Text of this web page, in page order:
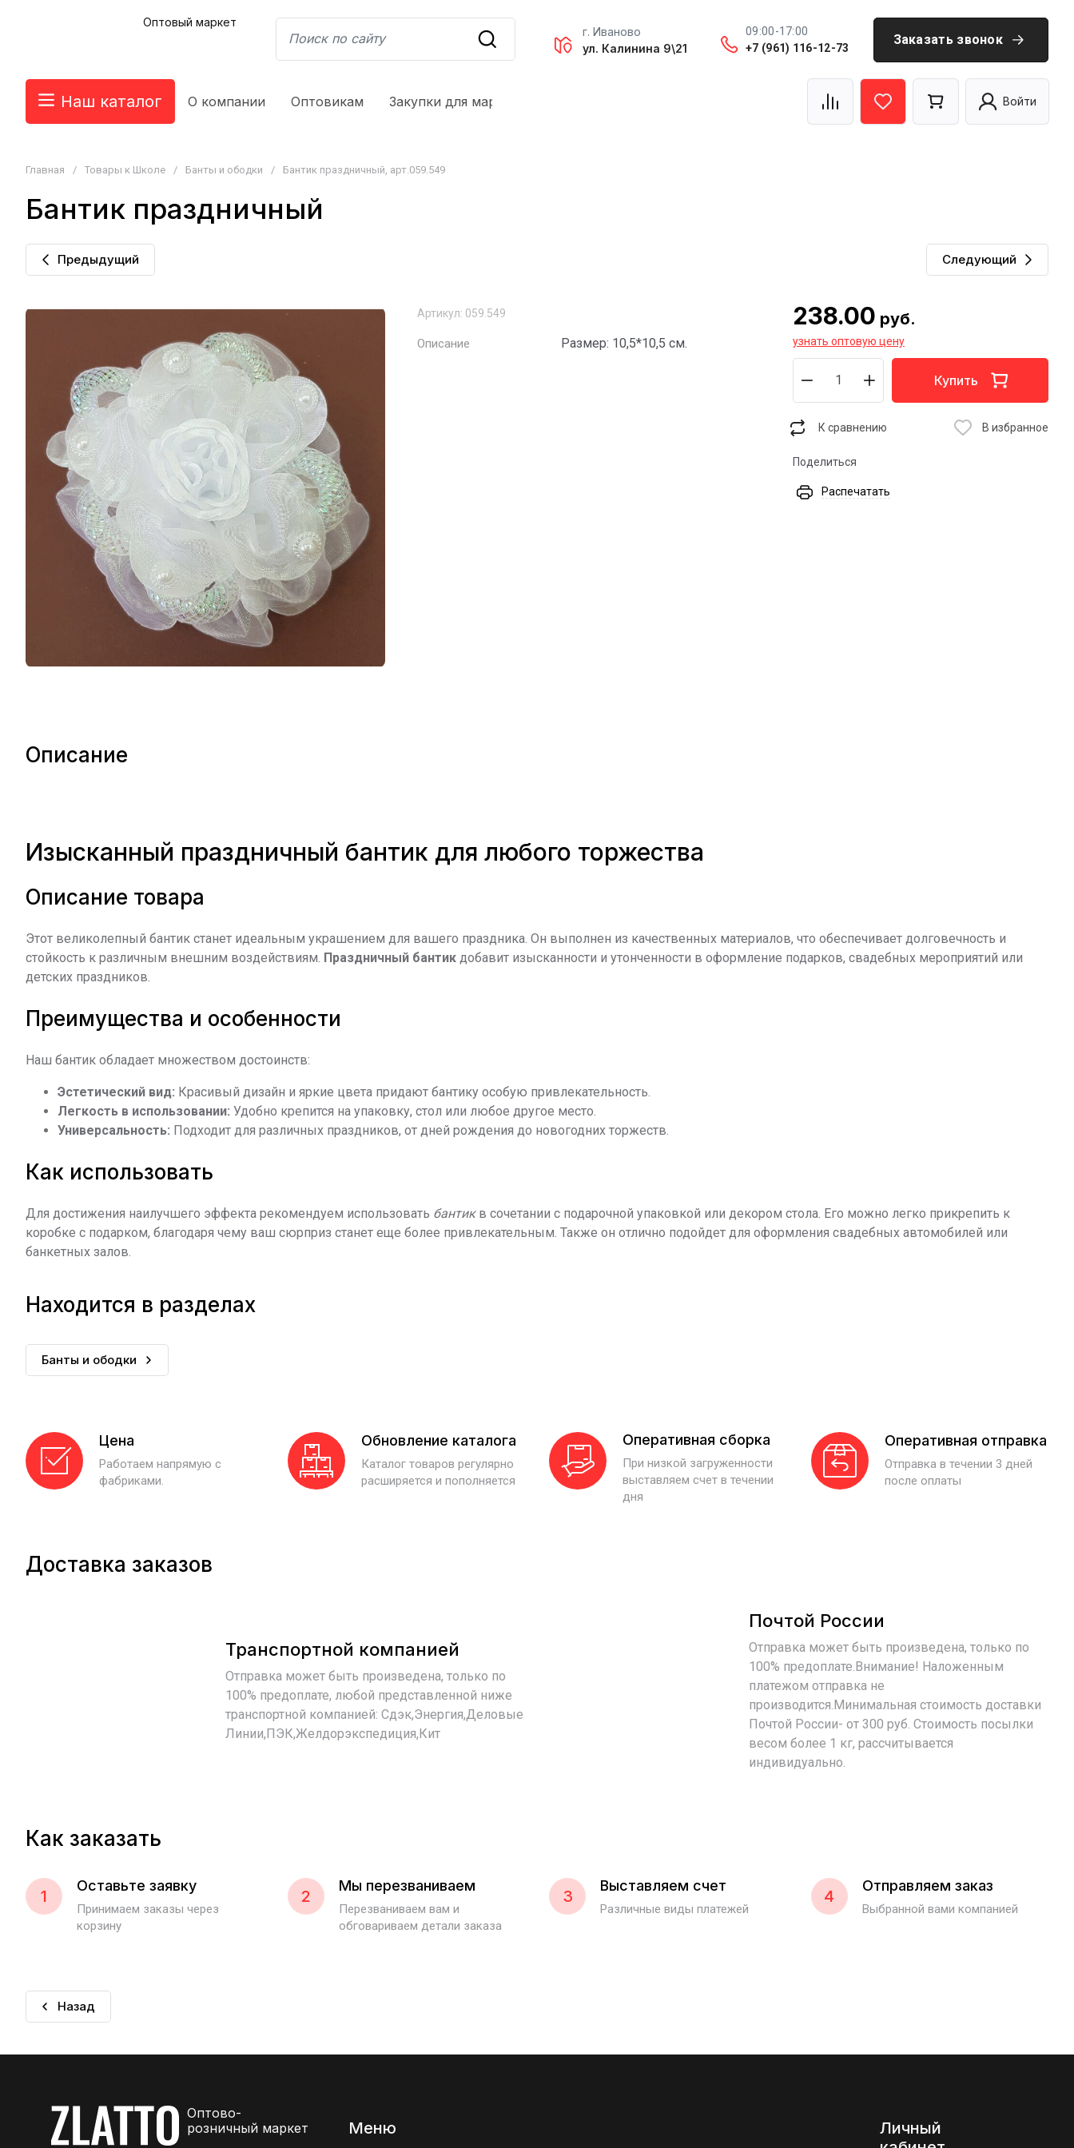
Наш каталог О компании Оптовикам Закупки для маркетплейсов Контакты, документы Наши сайты Отзывы
Войти
Оптовый маркет
г. Иваново
ул. Калинина 9\21
09:00-17:00
+7 (961) 116-12-73
Заказать звонок
Главная / Товары к Школе / Банты и ободки / Бантик праздничный, арт.059.549
Бантик праздничный
Предыдущий Следующий
Артикул: 059.549
Описание Размер: 10,5*10,5 см.
238.00 руб.
узнать оптовую цену
Купить
К сравнению В избранное
Поделиться
Распечатать
Описание
Изысканный праздничный бантик для любого торжества
Описание товара
Этот великолепный бантик станет идеальным украшением для вашего праздника. Он выполнен из качественных материалов, что обеспечивает долговечность и
стойкость к различным внешним воздействиям. Праздничный бантик добавит изысканности и утонченности в оформление подарков, свадебных мероприятий или
детских праздников.
Преимущества и особенности
Наш бантик обладает множеством достоинств:
Эстетический вид: Красивый дизайн и яркие цвета придают бантику особую привлекательность.
Легкость в использовании: Удобно крепится на упаковку, стол или любое другое место.
Универсальность: Подходит для различных праздников, от дней рождения до новогодних торжеств.
Как использовать
Для достижения наилучшего эффекта рекомендуем использовать бантикв сочетании с подарочной упаковкой или декором стола. Его можно легко прикрепить к
коробке с подарком, благодаря чему ваш сюрприз станет еще более привлекательным. Также он отлично подойдет для оформления свадебных автомобилей или
банкетных залов.
Находится в разделах
Банты и ободки
Цена
Работаем напрямую с
фабриками.
Обновление каталога
Каталог товаров регулярно
расширяется и пополняется
Оперативная сборка
При низкой загруженности
выставляем счет в течении
дня
Оперативная отправка
Отправка в течении 3 дней
после оплаты
Доставка заказов
Транспортной компанией
Отправка может быть произведена, только по
100% предоплате, любой представленной ниже
транспортной компанией: Сдэк,Энергия,Деловые
Линии,ПЭК,Желдорэкспедиция,Кит
Почтой России
Отправка может быть произведена, только по
100% предоплате.Внимание! Наложенным
платежом отправка не
производится.Минимальная стоимость доставки
Почтой России- от 300 руб. Стоимость посылки
весом более 1 кг, рассчитывается
индивидуально.
Как заказать
1
Оставьте заявку
Принимаем заказы через
корзину
2
Мы перезваниваем
Перезваниваем вам и
обговариваем детали заказа
3
Выставляем счет
Различные виды платежей
4
Отправляем заказ
Выбранной вами компанией
Назад
Оптово-
розничный маркет
Меню
Личный